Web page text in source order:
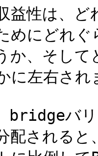
益性は、
めにどれ
か、そして
に左右され
bridgeバ
配される